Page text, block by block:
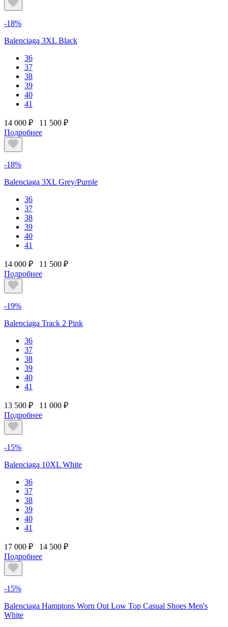
-18%
Balenciaga 3XL Black
36
37
38
39
40
41
14 000 ₽
11 500 ₽
Подробнее
-18%
Balenciaga 3XL Grey/Purple
36
37
38
39
40
41
14 000 ₽
11 500 ₽
Подробнее
-19%
Balenciaga Track 2 Pink
36
37
38
39
40
41
13 500 ₽
11 000 ₽
Подробнее
-15%
Balenciaga 10XL White
36
37
38
39
40
41
17 000 ₽
14 500 ₽
Подробнее
-15%
Balenciaga Hamptons Worn Out Low Top Casual Shoes Men's
White